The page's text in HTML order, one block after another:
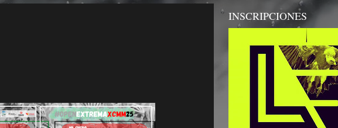
INSCRIPCIONES